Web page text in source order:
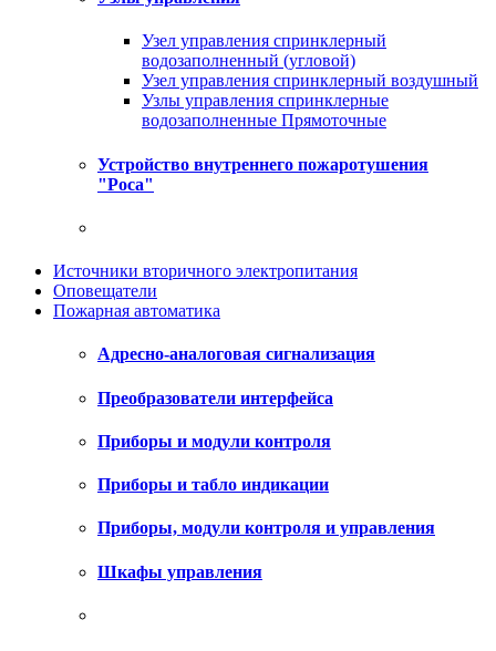
Узел управления спринклерный
водозаполненный (угловой)
Узел управления спринклерный воздушный
Узлы управления спринклерные
водозаполненные Прямоточные
Устройство внутреннего пожаротушения
"Роса"
Источники вторичного электропитания
Оповещатели
Пожарная автоматика
Адресно-аналоговая сигнализация
Преобразователи интерфейса
Приборы и модули контроля
Приборы и табло индикации
Приборы, модули контроля и управления
Шкафы управления